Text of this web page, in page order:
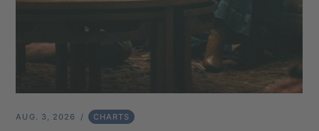
AUG. 3, 2026 CHARTS